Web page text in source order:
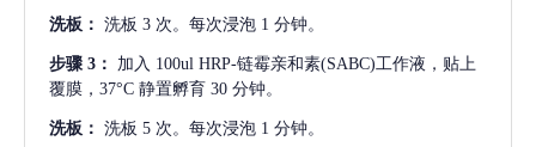
洗板： 洗板 3 次。每次浸泡 1 分钟。
步骤 3： 加入 100ul HRP-链霉亲和素(SABC)工作液，贴上
覆膜，37°C 静置孵育 30 分钟。
洗板： 洗板 5 次。每次浸泡 1 分钟。